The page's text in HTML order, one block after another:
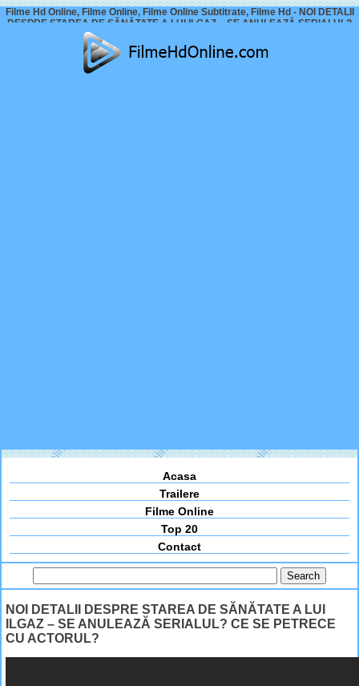
Filme Hd Online, Filme Online, Filme Online Subtitrate, Filme Hd - NOI DETALII
DESPRE STAREA DE SĂNĂTATE A LUI ILGAZ – SE ANULEAZĂ SERIALUL?
Acasa
Trailere
Filme Online
Top 20
Contact
NOI DETALII DESPRE STAREA DE SĂNĂTATE A LUI
ILGAZ – SE ANULEAZĂ SERIALUL? CE SE PETRECE
CU ACTORUL?